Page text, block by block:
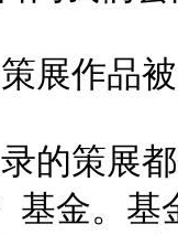
展作品
的策展
金。基